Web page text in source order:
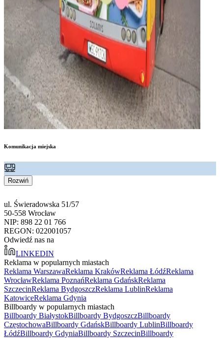
Komunikacja miejska
Rozwiń
ul. Świeradowska 51/57
50-558 Wrocław
NIP: 898 22 01 766
REGON: 022001057
Odwiedź nas na
LINKEDIN
Reklama w popularnych miastach
Reklama WarszawaReklama KrakówReklama ŁódźReklama
WrocławReklama PoznańReklama GdańskReklama
SzczecinReklama BydgoszczReklama LublinReklama
KatowiceReklama Gdynia
Billboardy w popularnych miastach
Billboardy BiałystokBillboardy BydgoszczBillboardy
CzęstochowaBillboardy GdańskBillboardy LublinBillboardy
ŁódźBillboardy GdyniaBillboardy SzczecinBillboardy